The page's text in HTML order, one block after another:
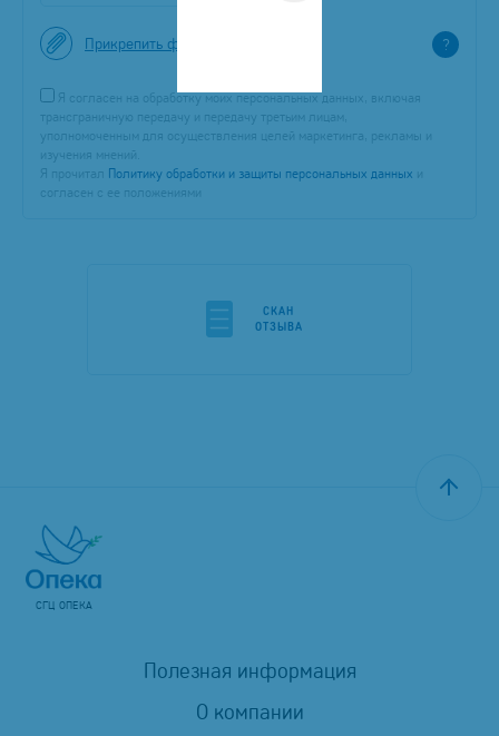
Прикрепить файл ?
Я согласен на обработку моих персональных данных, включая
трансграничную передачу и передачу третьим лицам,
уполномоченным для осуществления целей маркетинга, рекламы и
изучения мнений.
Я прочитал Политику обработки и защиты персональных данных и
согласен с ее положениями
CКАН
ОТЗЫВА
СГЦ ОПЕКА
Полезная информация
О компании